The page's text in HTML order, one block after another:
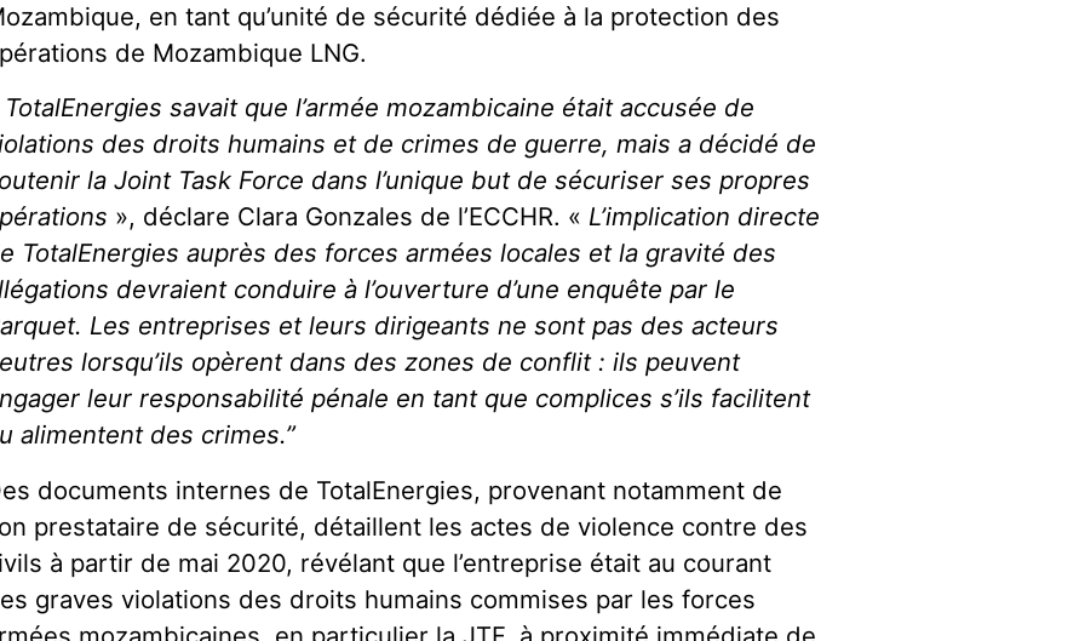
en tant qu’unité de sécurité dédiée à la protection des
de Mozambique LNG.
TotalEnergies savait que l’armée mozambicaine était accusée de
des droits humains et de crimes de guerre, mais a décidé de
la Joint Task Force dans l’unique but de sécuriser ses propres
», déclare Clara Gonzales de l’ECCHR. « L’implication directe
TotalEnergies auprès des forces armées locales et la gravité des
devraient conduire à l’ouverture d’une enquête par le
Les entreprises et leurs dirigeants ne sont pas des acteurs
lorsqu’ils opèrent dans des zones de conflit : ils peuvent
leur responsabilité pénale en tant que complices s’ils facilitent
alimentent des crimes.”
documents internes de TotalEnergies, provenant notamment de
prestataire de sécurité, détaillent les actes de violence contre des
à partir de mai 2020, révélant que l’entreprise était au courant
graves violations des droits humains commises par les forces